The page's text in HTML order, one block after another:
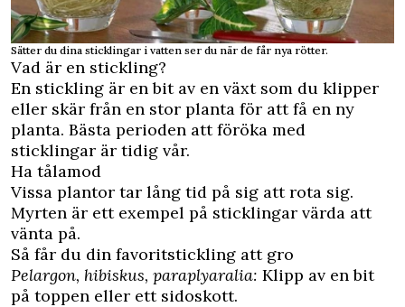
Sätter du dina sticklingar i vatten ser du när de får nya rötter.
Vad är en stickling?
En stickling är en bit av en växt som du klipper
eller skär från en stor planta för att få en ny
planta. Bästa perioden att föröka med
sticklingar är tidig vår.
Ha tålamod
Vissa plantor tar lång tid på sig att rota sig.
Myrten är ett exempel på sticklingar värda att
vänta på.
Så får du din favoritstickling att gro
Pelargon, hibiskus, paraplyaralia: Klipp av en bit
på toppen eller ett sidoskott.